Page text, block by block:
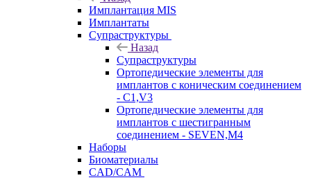
Имплантация MIS
Имплантаты
Супраструктуры
Назад
Супраструктуры
Ортопедические элементы для
имплантов с коническим соединением
- C1,V3
Ортопедические элементы для
имплантов с шестигранным
соединением - SEVEN,M4
Наборы
Биоматериалы
CAD/CAM